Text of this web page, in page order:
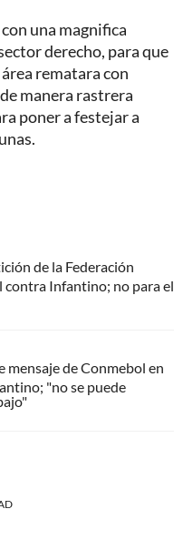
una magnifica
derecho, para que
rematara con
manera rastrera
poner a festejar a
de la Federación
contra Infantino; no para el
mensaje de Conmebol en
"no se puede